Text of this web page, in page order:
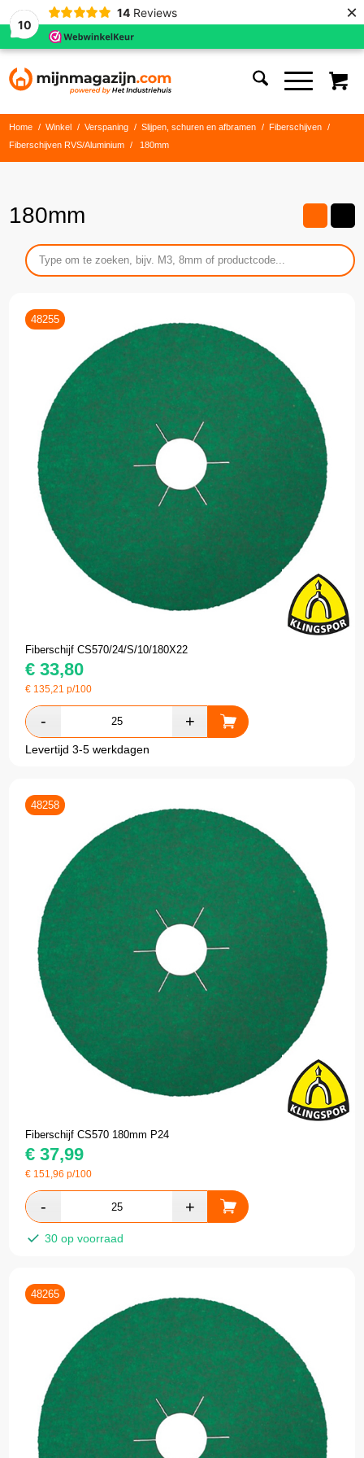
10
14 Reviews ×
Home / Winkel / Verspaning / Slijpen, schuren en afbramen / Fiberschijven
/
Fiberschijven RVS/Aluminium
/ 180mm
180mm
48255
Fiberschijf CS570/24/S/10/180X22
€ 33,80
€ 135,21 p/100
Levertijd 3-5 werkdagen
48258
Fiberschijf CS570 180mm P24
€ 37,99
€ 151,96 p/100
30 op voorraad
48265